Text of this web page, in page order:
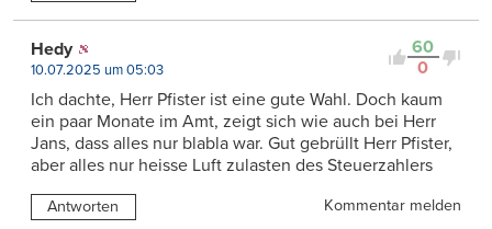
60
0
Hedy
10.07.2025 um 05:03
Ich dachte, Herr Pfister ist eine gute Wahl. Doch kaum
ein paar Monate im Amt, zeigt sich wie auch bei Herr
Jans, dass alles nur blabla war. Gut gebrüllt Herr Pfister,
aber alles nur heisse Luft zulasten des Steuerzahlers
Antworten
Kommentar melden